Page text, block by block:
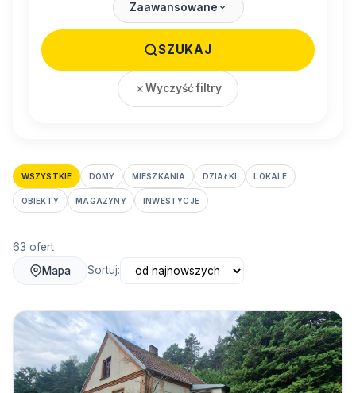
Zaawansowane
SZUKAJ
Wyczyść filtry
WSZYSTKIE DOMY MIESZKANIA DZIAŁKI LOKALE
OBIEKTY MAGAZYNY INWESTYCJE
63 ofert
Mapa
Sortuj: